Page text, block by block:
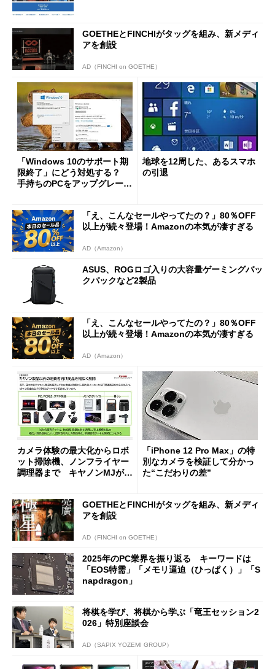
GOETHEとFINCHIがタッグを組み、新メディ
アを創設
AD（FINCHI on GOETHE）
「Windows 10のサポート期
限終了」にどう対処する？
手持ちのPCをアップグレード
地球を12周した、あるスマホ
の引退
「え、こんなセールやってたの？」80％OFF
以上が続々登場！Amazonの本気が凄すぎる
AD（Amazon）
ASUS、ROGロゴ入りの大容量ゲーミングバッ
クパックなど2製品
「え、こんなセールやってたの？」80％OFF
以上が続々登場！Amazonの本気が凄すぎる
AD（Amazon）
カメラ体験の最大化からロボ
ット掃除機、ノンフライヤー
調理器まで キヤノンMJが描
ビジョン
「iPhone 12 Pro Max」の特
別なカメラを検証して分かっ
た“こだわりの差”
GOETHEとFINCHIがタッグを組み、新メディ
アを創設
AD（FINCHI on GOETHE）
2025年のPC業界を振り返る キーワードは
「EOS特需」「メモリ逼迫（ひっぱく）」「S
napdragon」
将棋を学び、将棋から学ぶ「竜王セッション2
026」特別座談会
AD（SAPIX YOZEMI GROUP）